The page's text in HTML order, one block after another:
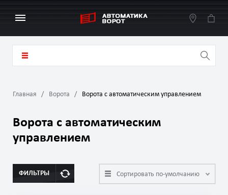
Главная Ворота Ворота с автоматическим управлением
Ворота с автоматическим
управлением
ФИЛЬТРЫ Сортировать по-умолчанию